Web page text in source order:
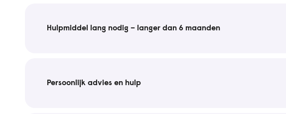
Hulpmiddel lang nodig – langer dan 6 maanden
Persoonlijk advies en hulp